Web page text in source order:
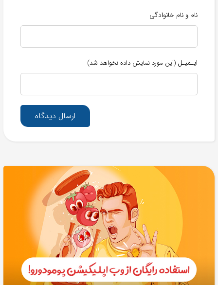
نام و نام خانوادگی
ایـمیـل (این مورد نمایش داده نخواهد شد)
ارسال دیدگاه